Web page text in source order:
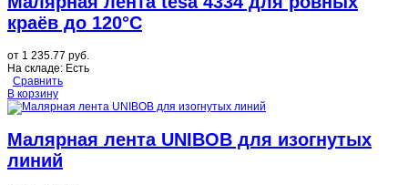
краёв до 120°C
от 1 235.77 руб.
На складе: Есть
Сравнить
В корзину
Малярная лента UNIBOB для изогнутых
линий